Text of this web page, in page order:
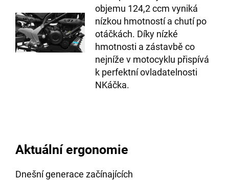
objemu 124,2 ccm vyniká
nízkou hmotností a chutí po
otáčkách. Díky nízké
hmotnosti a zástavbě co
nejníže v motocyklu přispívá
k perfektní ovladatelnosti
NKáčka.
Aktuální ergonomie
Dnešní generace začínajících